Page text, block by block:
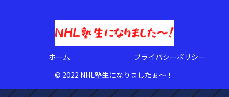
ホーム
プライバシーポリシー
© 2022 NHL塾生になりましたぁ〜！.